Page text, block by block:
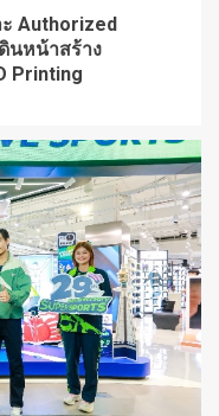
ะ Authorized
นหน้าสร้าง
Printing